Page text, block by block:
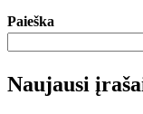
Paieška
Naujausi